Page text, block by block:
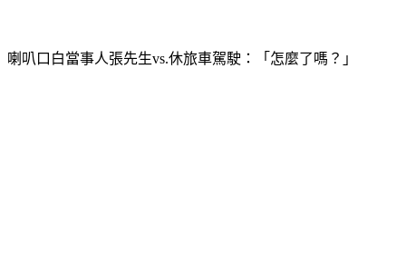
喇叭口白當事人張先生vs.休旅車駕駛：「怎麼了嗎？」